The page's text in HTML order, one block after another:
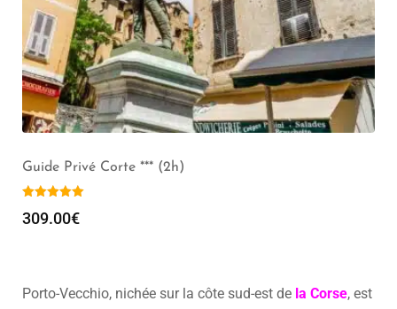
Visite pédestre de Corte (2h) – Groupe de 1 à 20 pers –
Durée 3h30/4h
369.00€
Porto-Vecchio, nichée sur la côte sud-est de la Corse, est